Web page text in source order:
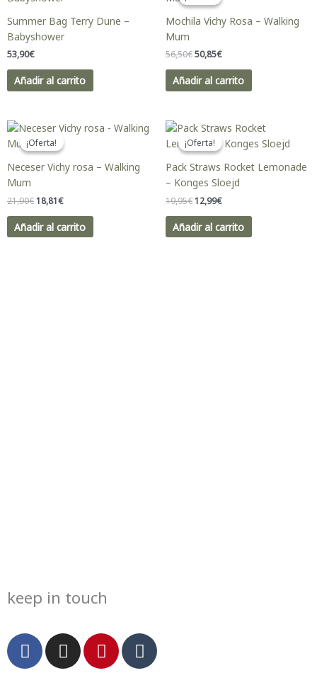
Summer Bag Terry Dune –
Babyshower
53,90€
Añadir al carrito
Mochila Vichy Rosa – Walking
Mum
56,50€
56,50€.
50,85€
50,85€.
Añadir al carrito
¡Oferta!
¡Oferta!
Neceser Vichy rosa – Walking
Mum
21,90€
El
precio
original
21,90€.
18,81€
El
precio
actual
18,81€.
Añadir al carrito
¡Oferta!
¡Oferta!
Pack Straws Rocket Lemonade
– Konges Sloejd
19,95€
El
precio
original
19,95€.
12,99€
El
actual
12,99€.
Añadir al carrito
keep in touch
F
a
c
I
n
s
P
i
n
T
u
m